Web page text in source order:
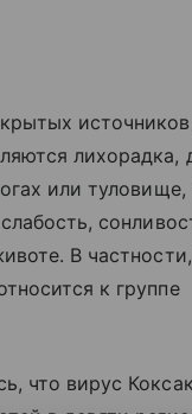
лихорадка,
или
В
к группе
что вирус